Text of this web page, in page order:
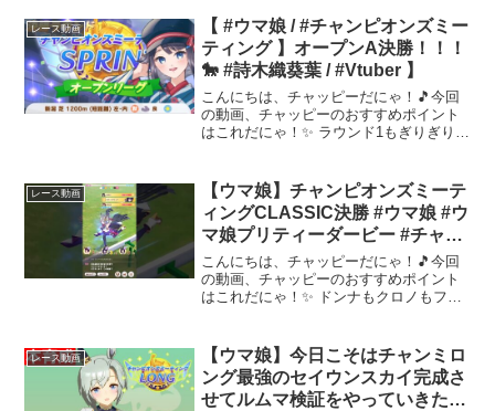
レース動画
【 #ウマ娘 / #チャンピオンズミー
ティング 】オープンA決勝！！！
🐎 #詩木織葵葉 / #Vtuber 】
こんにちは、チャッピーだにゃ！🎵今回
の動画、チャッピーのおすすめポイント
はこれだにゃ！✨ ラウンド1もぎりぎり…
織 葵葉（Shikiori Aoha）です。見つけ...
レース動画
【ウマ娘】チャンピオンズミーテ
ィングCLASSIC決勝 #ウマ娘 #ウ
マ娘プリティーダービー #チャン
ピオンズミーティング
こんにちは、チャッピーだにゃ！🎵今回
の動画、チャッピーのおすすめポイント
はこれだにゃ！✨ ドンナもクロノもフラ
～ 動画を楽しんだら、配信者さんのチャ
ンネルもぜひチェック...
レース動画
【ウマ娘】今日こそはチャンミロ
ング最強のセイウンスカイ完成さ
せてルムマ検証をやっていきた